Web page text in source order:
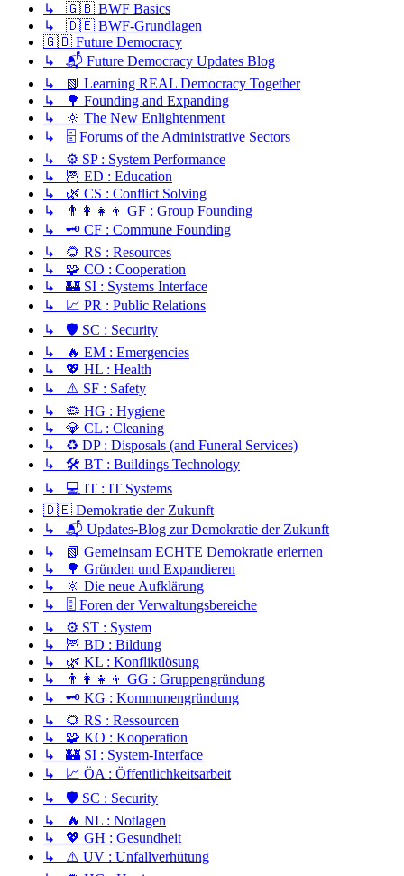
↳ 🇬🇧 BWF Basics
↳ 🇩🇪 BWF-Grundlagen
🇬🇧 Future Democracy
↳ 📬 Future Democracy Updates Blog
↳ 📗 Learning REAL Democracy Together
↳ 🌳 Founding and Expanding
↳ 🔆 The New Enlightenment
↳ 🗄️ Forums of the Administrative Sectors
↳ ⚙️ SP : System Performance
↳ 🦉 ED : Education
↳ 🌿 CS : Conflict Solving
↳ 👨‍👩‍👧‍👦 GF : Group Founding
↳ 🗝️ CF : Commune Founding
↳ 🌻 RS : Resources
↳ 🧩 CO : Cooperation
↳ 🏰 SI : Systems Interface
↳ 📈 PR : Public Relations
↳ 🛡️ SC : Security
↳ 🔥 EM : Emergencies
↳ 💖 HL : Health
↳ ⚠️ SF : Safety
↳ 🦠 HG : Hygiene
↳ 💎 CL : Cleaning
↳ ♻️ DP : Disposals (and Funeral Services)
↳ 🛠️ BT : Buildings Technology
↳ 💻 IT : IT Systems
🇩🇪 Demokratie der Zukunft
↳ 📬 Updates-Blog zur Demokratie der Zukunft
↳ 📗 Gemeinsam ECHTE Demokratie erlernen
↳ 🌳 Gründen und Expandieren
↳ 🔆 Die neue Aufklärung
↳ 🗄️ Foren der Verwaltungsbereiche
↳ ⚙️ ST : System
↳ 🦉 BD : Bildung
↳ 🌿 KL : Konfliktlösung
↳ 👨‍👩‍👧‍👦 GG : Gruppengründung
↳ 🗝️ KG : Kommunengründung
↳ 🌻 RS : Ressourcen
↳ 🧩 KO : Kooperation
↳ 🏰 SI : System-Interface
↳ 📈 ÖA : Öffentlichkeitsarbeit
↳ 🛡️ SC : Security
↳ 🔥 NL : Notlagen
↳ 💖 GH : Gesundheit
↳ ⚠️ UV : Unfallverhütung